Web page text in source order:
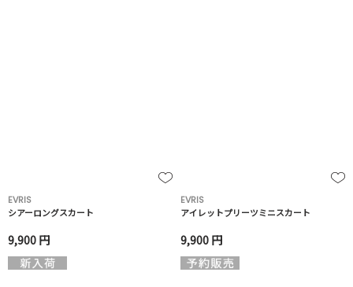
EVRIS
シアーロングスカート
9,900 円
EVRIS
アイレットプリーツミニスカート
9,900 円